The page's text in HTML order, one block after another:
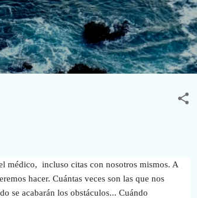
médico, incluso citas con nosotros mismos. A
hacer. Cuántas veces son las que nos
se acabarán los obstáculos... Cuándo